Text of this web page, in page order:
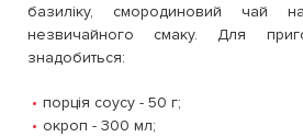
базиліку, смородиновий чай
незвичайного смаку. Для
знадобиться:
порція соусу - 50 г;
окроп - 300 мл;